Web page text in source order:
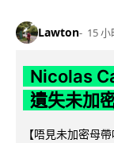
Lawton 15 小
Nicolas
遺失未加
【唔見未加密母